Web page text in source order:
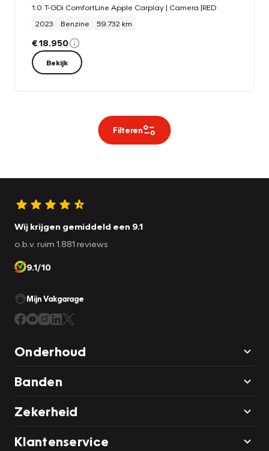
1.0 T-GDi ComfortLine Apple Carplay | Camera |RED
2023
Benzine 59.732 km
€ 18.950
Bekijk
Filteren
Wij krijgen gemiddeld een 9.1
o.b.v. ruim 1.881 reviews
9.1/10
Mijn Vakgarage
Onderhoud
Banden
Zekerheid
Klantenservice